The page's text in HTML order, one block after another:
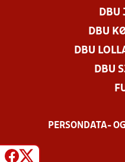
DBU
DBU
DBU
DBU
PERSONDATA-